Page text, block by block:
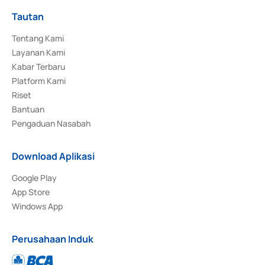
Tautan
Tentang Kami
Layanan Kami
Kabar Terbaru
Platform Kami
Riset
Bantuan
Pengaduan Nasabah
Download Aplikasi
Google Play
App Store
Windows App
Perusahaan Induk